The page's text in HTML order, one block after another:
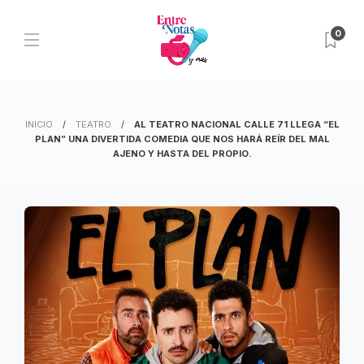
0
INICIO TEATRO
AL TEATRO NACIONAL CALLE 71 LLEGA “EL
PLAN” UNA DIVERTIDA COMEDIA QUE NOS HARÁ REÍR DEL MAL
AJENO Y HASTA DEL PROPIO.